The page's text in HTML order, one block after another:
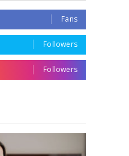
Fans
Followers
Followers